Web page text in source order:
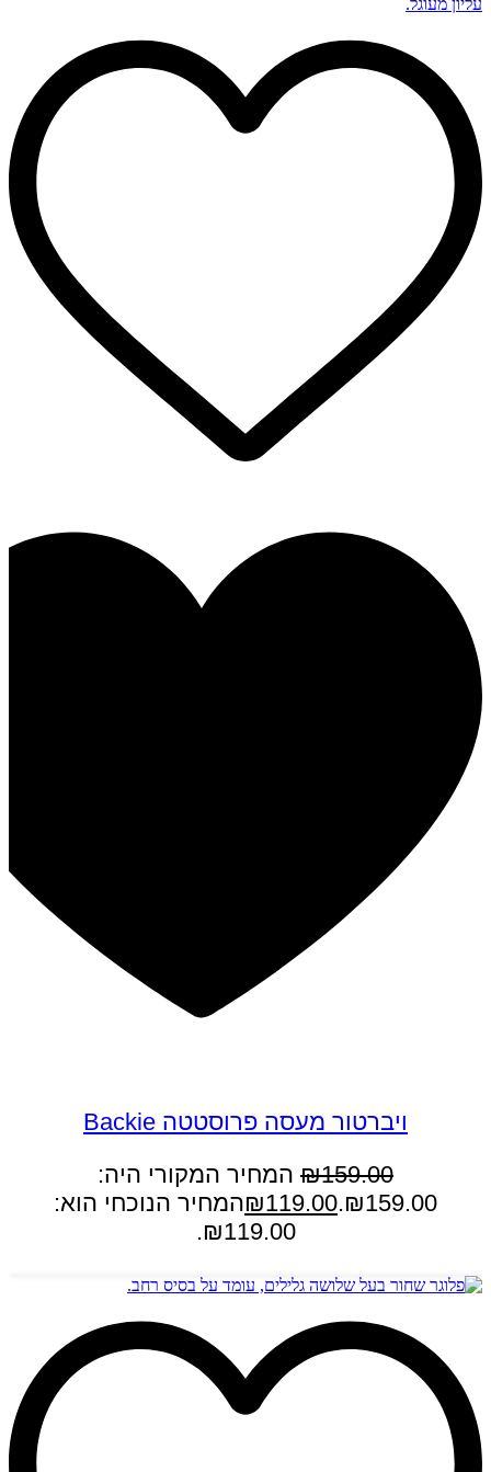
ויברטור מעסה פרוסטטה Backie
₪159.00
המחיר המקורי היה:
₪159.00.
₪119.00
המחיר הנוכחי הוא:
₪119.00.